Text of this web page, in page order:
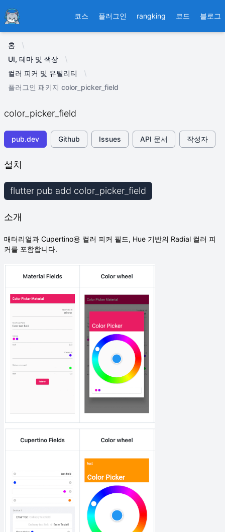
Ducafecat 코스 플러그인 rangking 코드 블로그
홈
UI, 테마 및 색상
컬러 피커 및 유틸리티
플러그인 패키지 color_picker_field
color_picker_field
pub.dev Github Issues API 문서 작성자
설치
flutter pub add color_picker_field
소개
매터리얼과 Cupertino용 컬러 피커 필드, Hue 기반의 Radial 컬러 피
커를 포함합니다.